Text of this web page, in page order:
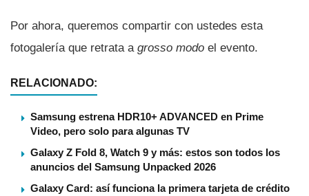
Por ahora, queremos compartir con ustedes esta
fotogalerí­a que retrata a grosso modo el evento.
RELACIONADO:
Samsung estrena HDR10+ ADVANCED en Prime
Video, pero solo para algunas TV
Galaxy Z Fold 8, Watch 9 y más: estos son todos los
anuncios del Samsung Unpacked 2026
Galaxy Card: así funciona la primera tarjeta de crédito